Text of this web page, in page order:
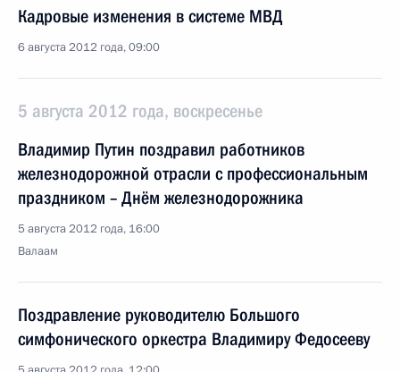
Кадровые изменения в системе МВД
6 августа 2012 года, 09:00
5 августа 2012 года, воскресенье
Владимир Путин поздравил работников
железнодорожной отрасли с профессиональным
праздником – Днём железнодорожника
5 августа 2012 года, 16:00
Валаам
Поздравление руководителю Большого
симфонического оркестра Владимиру Федосееву